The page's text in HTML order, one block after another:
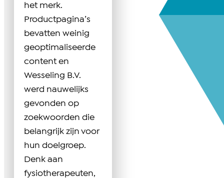
het merk.
Productpagina’s
bevatten weinig
geoptimaliseerde
content en
Wesseling B.V.
werd nauwelijks
gevonden op
zoekwoorden die
belangrijk zijn voor
hun doelgroep.
Denk aan
fysiotherapeuten,